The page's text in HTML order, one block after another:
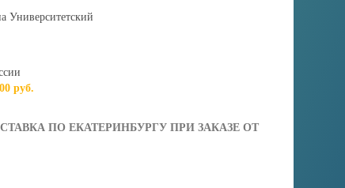
Университетский
руб.
ПО ЕКАТЕРИНБУРГУ ПРИ ЗАКАЗЕ ОТ